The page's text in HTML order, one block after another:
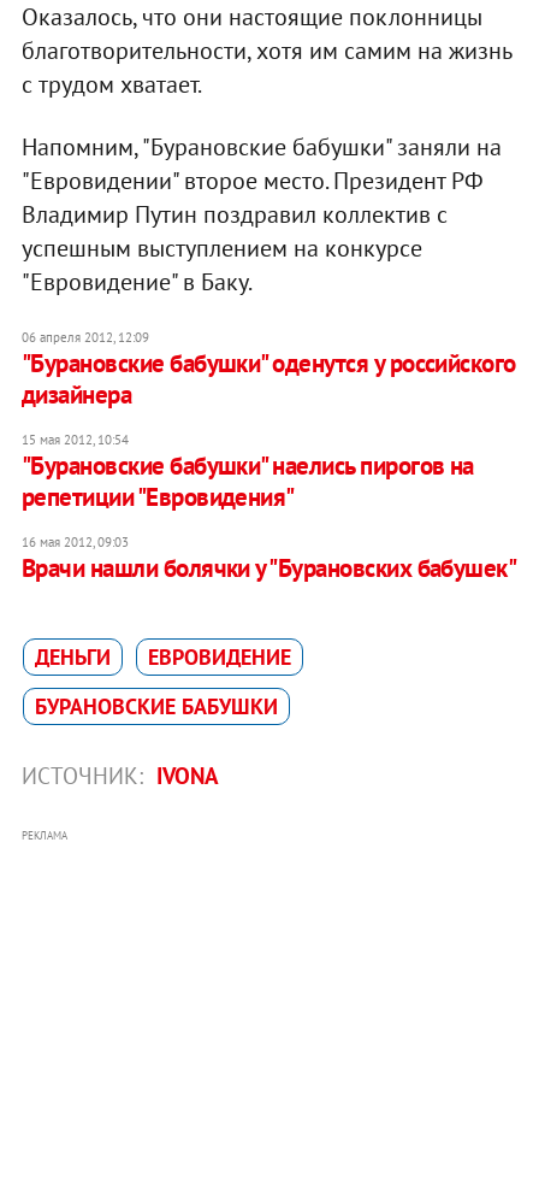
Оказалось, что они настоящие поклонницы
благотворительности, хотя им самим на жизнь
с трудом хватает.
Напомним, "Бурановские бабушки" заняли на
"Евровидении" второе место. Президент РФ
Владимир Путин поздравил коллектив с
успешным выступлением на конкурсе
"Евровидение" в Баку.
06 апреля 2012, 12:09
"Бурановские бабушки" оденутся у российского
дизайнера
15 мая 2012, 10:54
"Бурановские бабушки" наелись пирогов на
репетиции "Евровидения"
16 мая 2012, 09:03
Врачи нашли болячки у "Бурановских бабушек"
ДЕНЬГИ
ЕВРОВИДЕНИЕ
БУРАНОВСКИЕ БАБУШКИ
ИСТОЧНИК: IVONA
РЕКЛАМА